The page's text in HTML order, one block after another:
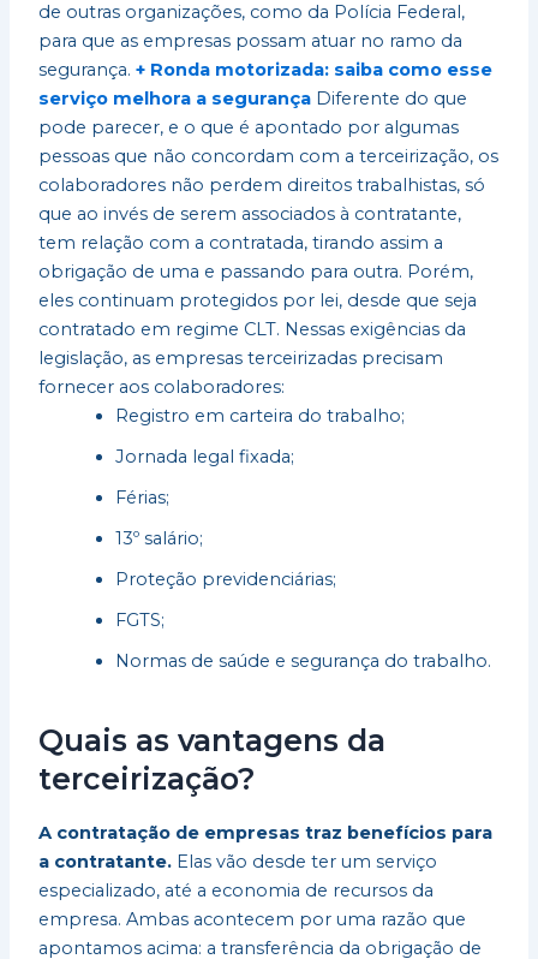
de outras organizações, como da Polícia Federal,
para que as empresas possam atuar no ramo da
segurança.+ Ronda motorizada: saiba como esse
serviço melhora a segurança Diferente do que
pode parecer, e o que é apontado por algumas
pessoas que não concordam com a terceirização, os
colaboradores não perdem direitos trabalhistas, só
que ao invés de serem associados à contratante,
tem relação com a contratada, tirando assim a
obrigação de uma e passando para outra. Porém,
eles continuam protegidos por lei, desde que seja
contratado em regime CLT. Nessas exigências da
legislação, as empresas terceirizadas precisam
fornecer aos colaboradores:
Registro em carteira do trabalho;
Jornada legal fixada;
Férias;
13º salário;
Proteção previdenciárias;
FGTS;
Normas de saúde e segurança do trabalho.
Quais as vantagens da
terceirização?
A contratação de empresas traz benefícios para
a contratante. Elas vão desde ter um serviço
especializado, até a economia de recursos da
empresa. Ambas acontecem por uma razão que
apontamos acima: a transferência da obrigação de